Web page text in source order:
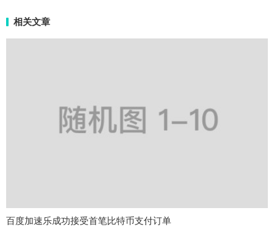
相关文章
百度加速乐成功接受首笔比特币支付订单